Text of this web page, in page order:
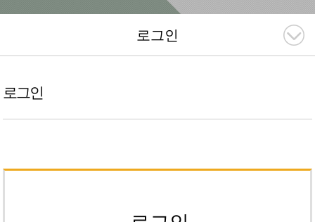
로그인
로그인